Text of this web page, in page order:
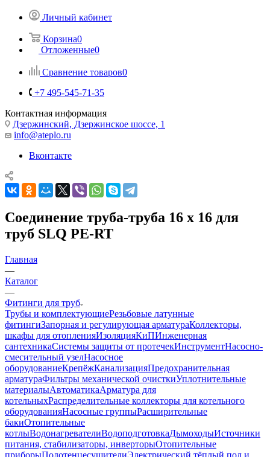
Личный кабинет
Корзина0
Отложенные0
Сравнение товаров0
+7 495-545-71-35
Контактная информация
Дзержинский, Дзержинское шоссе, 1
info@ateplo.ru
Вконтакте
Соединение труба-труба 16 х 16 для
труб SLQ PE-RT
Главная
—
Каталог
—
Фитинги для труб
Трубы и комплектующиеРезьбовые латунные
фитингиЗапорная и регулирующая арматураКоллекторы,
шкафы для отопленияИзоляцияКиПИнженерная
сантехникаСистемы защиты от протечекИнструментНасосно-
смесительный узелНасосное
оборудованиеКрепёжКанализацияПредохранительная
арматураФильтры механической очисткиУплотнительные
материалыАвтоматикаАрматура для
котельныхРаспределительные коллекторы для котельного
оборудованияНасосные группыРасширительные
бакиОтопительные
котлыВодонагревателиВодоподготовкаДымоходыИсточники
питания, стабилизаторы, инверторыОтопительные
приборыПолотенцесушителиЭлектрический тёплый пол и